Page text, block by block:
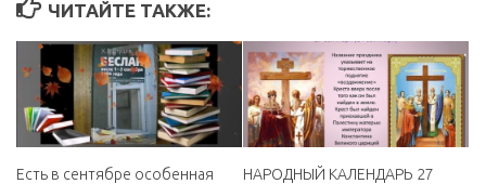
ЧИТАЙТЕ ТАКЖЕ:
Есть в сентябре особенная
НАРОДНЫЙ КАЛЕНДАРЬ 27